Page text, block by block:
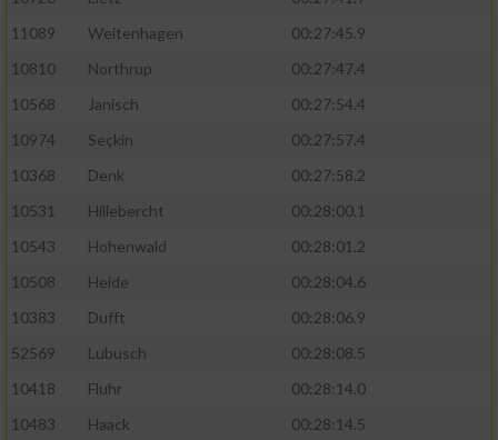
11089
Weitenhagen
00:27:45.9
10810
Northrup
00:27:47.4
10568
Janisch
00:27:54.4
10974
Seçkin
00:27:57.4
10368
Denk
00:27:58.2
10531
Hillebercht
00:28:00.1
10543
Hohenwald
00:28:01.2
10508
Heide
00:28:04.6
10383
Dufft
00:28:06.9
52569
Lubusch
00:28:08.5
10418
Fluhr
00:28:14.0
10483
Haack
00:28:14.5